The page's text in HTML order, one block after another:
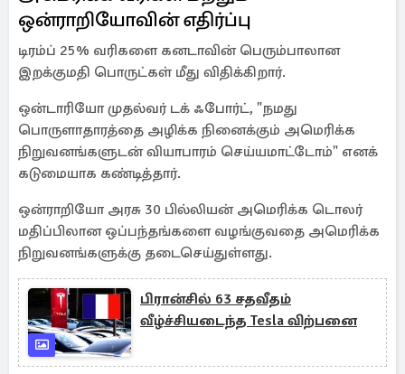
ஒன்ராறியோவின் எதிர்ப்பு
டிரம்ப் 25% வரிகளை கனடாவின் பெரும்பாலான
இறக்குமதி பொருட்கள் மீது விதிக்கிறார்.
ஒன்டாரியோ முதல்வர் டக் ஃபோர்ட், "நமது
பொருளாதாரத்தை அழிக்க நினைக்கும் அமெரிக்க
நிறுவனங்களுடன் வியாபாரம் செய்யமாட்டோம்" எனக்
கடுமையாக கண்டித்தார்.
ஒன்ராறியோ அரசு 30 பில்லியன் அமெரிக்க டொலர்
மதிப்பிலான ஒப்பந்தங்களை வழங்குவதை அமெரிக்க
நிறுவனங்களுக்கு தடைசெய்துள்ளது.
பிரான்சில் 63 சதவீதம்
வீழ்ச்சியடைந்த Tesla விற்பனை